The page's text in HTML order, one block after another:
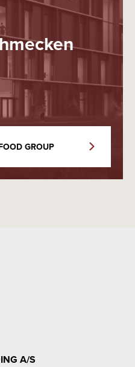
GROUP
A/S